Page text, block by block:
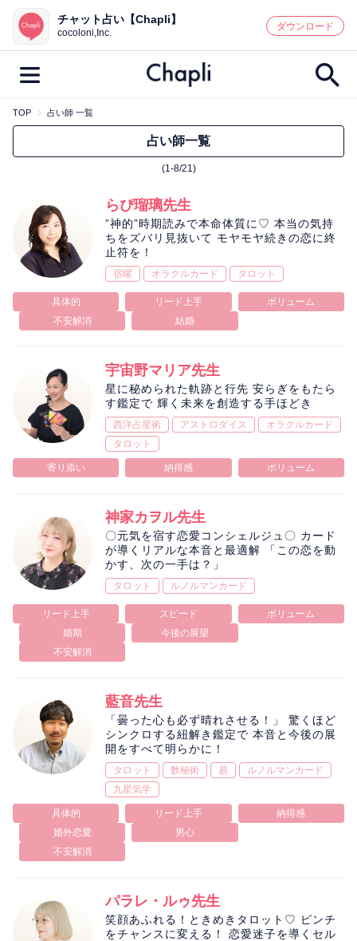
鑑定記事・占い師検索
最新記事一覧
カテゴリー別
鑑定 占い師 キャンペーン
キーワード別
彼の気持ち 恋の行方 時期
今週の運勢 彼氏 片思い
チャット占い【Chapli】
cocoloni,Inc.
ダウンロード
TOP 占い師 一覧
占い師一覧
(1-8/21)
らぴ瑠璃先生
”神的”時期読みで本命体質に♡ 本当の気持
ちをズバリ見抜いて モヤモヤ続きの恋に終
止符を！
宿曜 オラクルカード タロット
具体的 リード上手
ボリューム
不安解消
結婚
宇宙野マリア先生
星に秘められた軌跡と行先 安らぎをもたら
す鑑定で 輝く未来を創造する手ほどき
西洋占星術 アストロダイス
オラクルカード
タロット
寄り添い 納得感 ボリューム
神家カヲル先生
〇元気を宿す恋愛コンシェルジュ〇 カード
が導くリアルな本音と最適解 「この恋を動
かす、次の一手は？」
タロット ルノルマンカード
リード上手 スピード
ボリューム
婚期
今後の展望
不安解消
藍音先生
「曇った心も必ず晴れさせる！」 驚くほど
シンクロする紐解き鑑定で 本音と今後の展
開をすべて明らかに！
タロット 数秘術 易
ルノルマンカード
九星気学
具体的 リード上手
納得感
婚外恋愛
男心
不安解消
パラレ・ルゥ先生
笑顔あふれる！ときめきタロット♡ ピンチ
をチャンスに変える！ 恋愛迷子を導くセル